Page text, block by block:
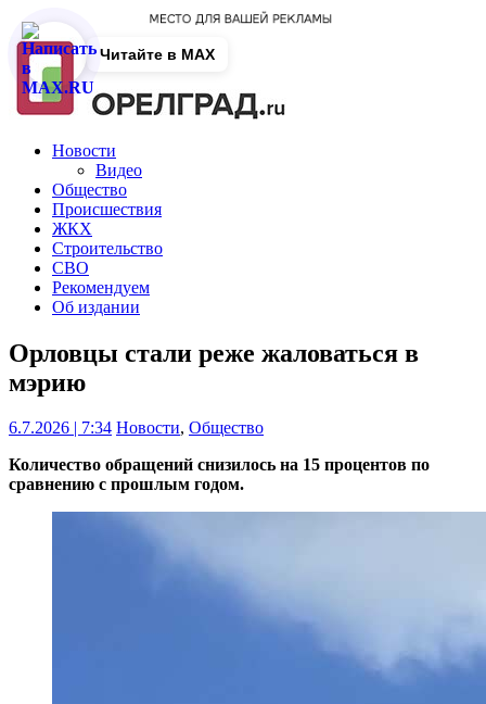
Новости
Видео
Общество
Происшествия
ЖКХ
Строительство
СВО
Рекомендуем
Об издании
Орловцы стали реже жаловаться в
мэрию
6.7.2026 | 7:34 Новости, Общество
Количество обращений снизилось на 15 процентов по
сравнению с прошлым годом.
Читайте в MAX